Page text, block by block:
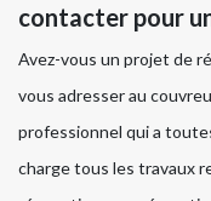
contacter pour
Avez-vous un projet de
vous adresser au
professionnel qui a
charge tous les travaux